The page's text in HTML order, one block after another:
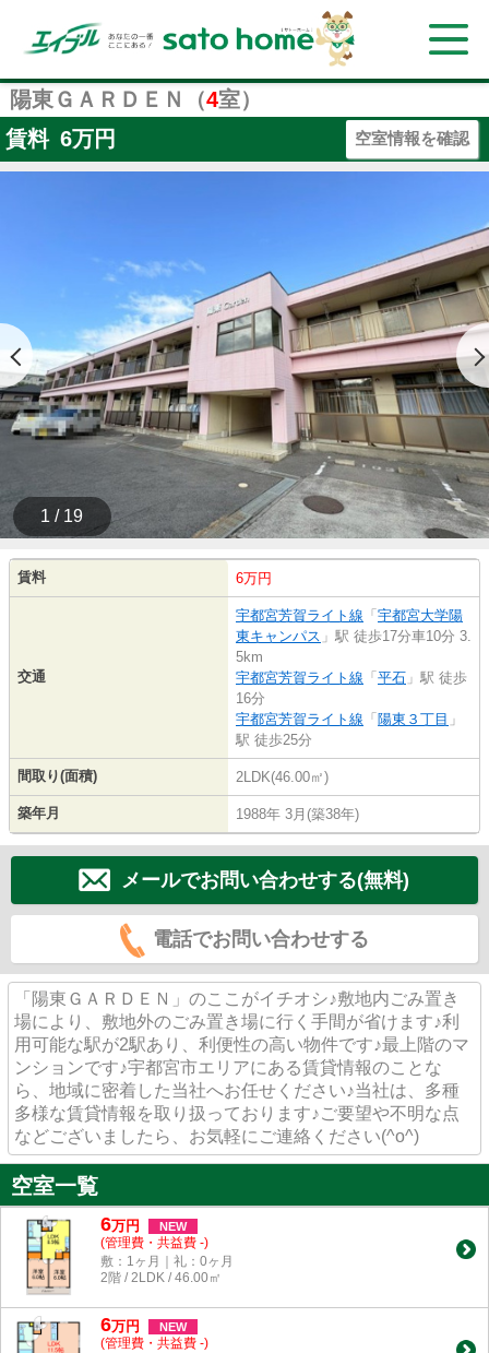
陽東ＧＡＲＤＥＮ（4室）
賃料 6万円 空室情報を確認
1 / 19
賃料 6万円
交通
宇都宮芳賀ライト線 「 宇都宮大学陽
東キャンパス 」駅 徒歩17分車10分 3.
5km
宇都宮芳賀ライト線 「 平石 」駅 徒歩
16分
宇都宮芳賀ライト線 「 陽東３丁目 」
駅 徒歩25分
間取り(面積) 2LDK(46.00㎡)
築年月 1988年 3月(築38年)
メールでお問い合わせする(無料)
電話でお問い合わせする
「陽東ＧＡＲＤＥＮ」のここがイチオシ♪敷地内ごみ置き
場により、敷地外のごみ置き場に行く手間が省けます♪利
用可能な駅が2駅あり、利便性の高い物件です♪最上階のマ
ンションです♪宇都宮市エリアにある賃貸情報のことな
ら、地域に密着した当社へお任せください♪当社は、多種
多様な賃貸情報を取り扱っております♪ご要望や不明な点
などございましたら、お気軽にご連絡ください(^o^)
空室一覧
6万円 NEW
(管理費・共益費 -)
敷：1ヶ月｜礼：0ヶ月
2階 / 2LDK / 46.00㎡
6万円 NEW
(管理費・共益費 -)